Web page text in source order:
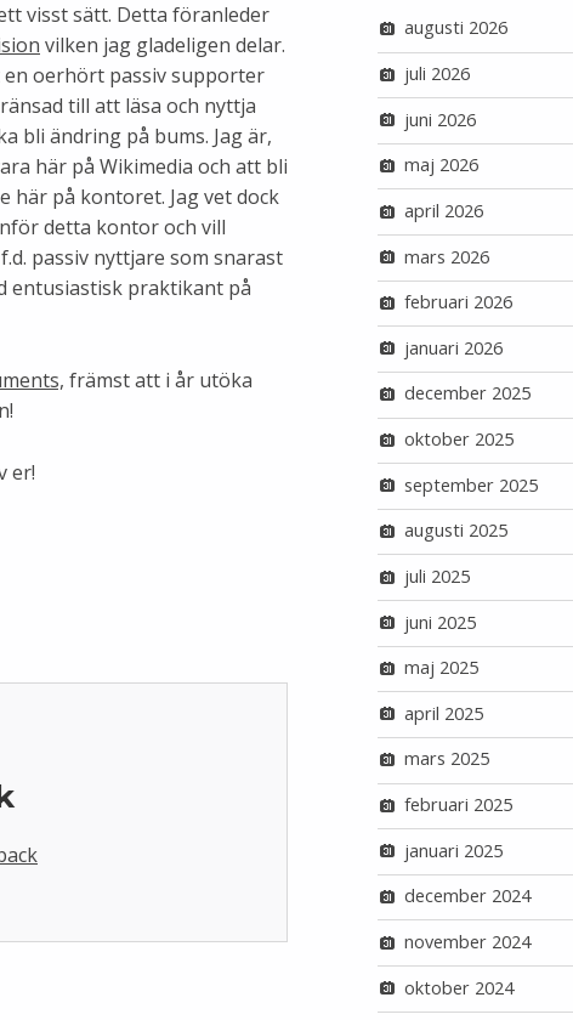
visst sätt. Detta föranleder
vilken jag gladeligen delar.
en oerhört passiv supporter
till att läsa och nyttja
bli ändring på bums. Jag är,
här på Wikimedia och att bli
här på kontoret. Jag vet dock
detta kontor och vill
passiv nyttjare som snarast
entusiastisk praktikant på
främst att i år utöka
er!
augusti 2026
juli 2026
juni 2026
maj 2026
april 2026
mars 2026
februari 2026
januari 2026
december 2025
oktober 2025
september 2025
augusti 2025
juli 2025
juni 2025
maj 2025
april 2025
mars 2025
februari 2025
januari 2025
december 2024
november 2024
oktober 2024